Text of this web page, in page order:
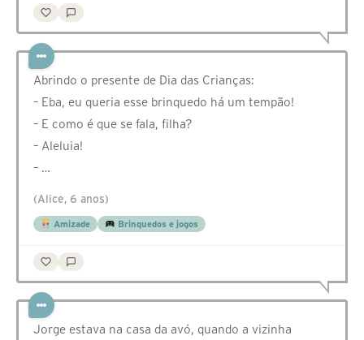
Abrindo o presente de Dia das Crianças:
– Eba, eu queria esse brinquedo há um tempão!
– E como é que se fala, filha?
– Aleluia!
– …
(Alice, 6 anos)
Amizade Brinquedos e jogos
Jorge estava na casa da avó, quando a vizinha